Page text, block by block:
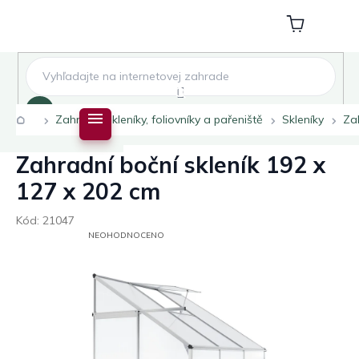
Nákupní
košík
DomůZahradní skleníky, foliovníky a pařeniště Skleníky
Zahradní boční skleník 192 x
127 x 202 cm
Kód: 21047
PRŮMĚRNÉNEOHODNOCENO